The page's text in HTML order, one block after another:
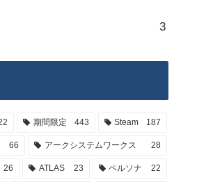
3
期間限定 443 Steam 187
66 アークシステムワークス 28
26 ATLAS 23 ペルソナ 22